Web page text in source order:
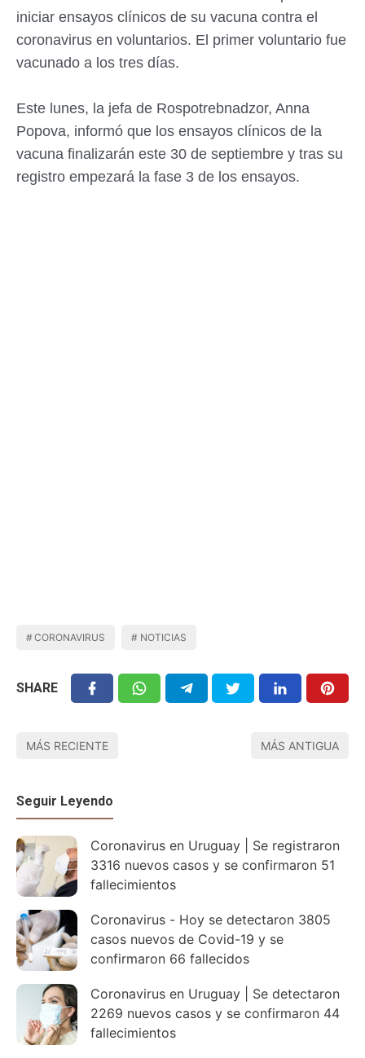
iniciar ensayos clínicos de su vacuna contra el
coronavirus en voluntarios. El primer voluntario fue
vacunado a los tres días.
Este lunes, la jefa de Rospotrebnadzor, Anna
Popova, informó que los ensayos clínicos de la
vacuna finalizarán este 30 de septiembre y tras su
registro empezará la fase 3 de los ensayos.
CORONAVIRUS NOTICIAS
SHARE
MÁS RECIENTE MÁS ANTIGUA
Seguir Leyendo
Coronavirus en Uruguay | Se registraron
3316 nuevos casos y se confirmaron 51
fallecimientos
Coronavirus - Hoy se detectaron 3805
casos nuevos de Covid-19 y se
confirmaron 66 fallecidos
Coronavirus en Uruguay | Se detectaron
2269 nuevos casos y se confirmaron 44
fallecimientos